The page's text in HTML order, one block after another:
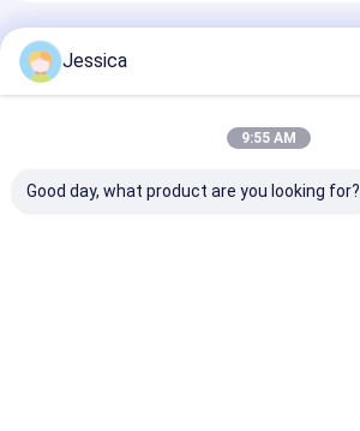
अनुशंसित उत्पाद
Jessica
9:55 AM
Good day, what product are you looking for?